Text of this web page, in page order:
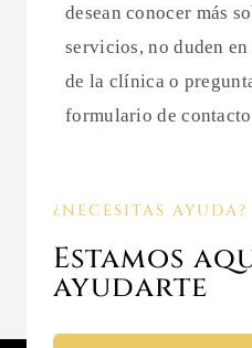
desean conocer más
servicios, no duden
de la clínica o
formulario de
¿NECESITAS AYUDA?
Estamos
ayudarte